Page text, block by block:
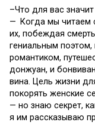
–Что для вас
— Когда мы читаем
их, побеждая
гениальным
романтиком,
донжуан, и
вина. Цель жизни
покорять женские
— но знаю секрет,
я им рассказываю